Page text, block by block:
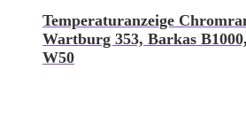
Temperaturanzeige
Wartburg 353, Barkas
W50